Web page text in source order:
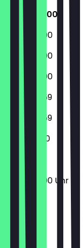
10:00 - 23:00
10:00 - 23:00
10:00 - 23:00
10:00 - 23:00
10:00 - 23:59
10:00 - 23:59
11:00 - 23:00
10:00 - 23:00 Uhr